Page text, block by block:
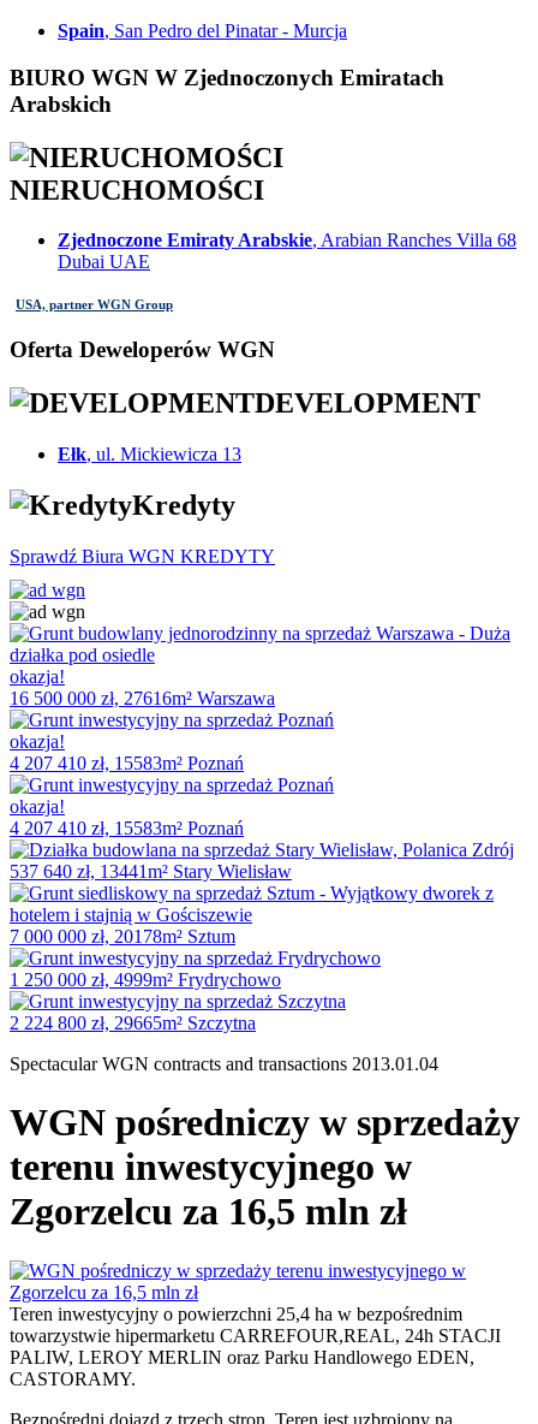
Spain, San Pedro del Pinatar - Murcja
BIURO WGN W Zjednoczonych Emiratach
Arabskich
NIERUCHOMOŚCI
Zjednoczone Emiraty Arabskie, Arabian Ranches Villa 68
Dubai UAE
USA, partner WGN Group
Oferta Deweloperów WGN
DEVELOPMENT
Ełk, ul. Mickiewicza 13
Kredyty
Sprawdź Biura WGN KREDYTY
okazja!
16 500 000 zł, 27616m² Warszawa
okazja!
4 207 410 zł, 15583m² Poznań
okazja!
4 207 410 zł, 15583m² Poznań
537 640 zł, 13441m² Stary Wielisław
7 000 000 zł, 20178m² Sztum
1 250 000 zł, 4999m² Frydrychowo
2 224 800 zł, 29665m² Szczytna
Spectacular WGN contracts and transactions 2013.01.04
WGN pośredniczy w sprzedaży
terenu inwestycyjnego w
Zgorzelcu za 16,5 mln zł
Teren inwestycyjny o powierzchni 25,4 ha w bezpośrednim
towarzystwie hipermarketu CARREFOUR,REAL, 24h STACJI
PALIW, LEROY MERLIN oraz Parku Handlowego EDEN,
CASTORAMY.
Bezpośredni dojazd z trzech stron. Teren jest uzbrojony na